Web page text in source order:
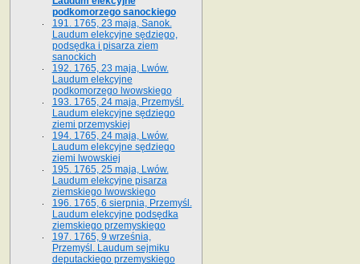
podkomorzego sanockiego
191. 1765, 23 maja, Sanok.
Laudum elekcyjne sędziego,
podsędka i pisarza ziem
sanockich
192. 1765, 23 maja, Lwów.
Laudum elekcyjne
podkomorzego lwowskiego
193. 1765, 24 maja, Przemyśl.
Laudum elekcyjne sędziego
ziemi przemyskiej
194. 1765, 24 maja, Lwów.
Laudum elekcyjne sędziego
ziemi lwowskiej
195. 1765, 25 maja, Lwów.
Laudum elekcyjne pisarza
ziemskiego lwowskiego
196. 1765, 6 sierpnia, Przemyśl.
Laudum elekcyjne podsędka
ziemskiego przemyskiego
197. 1765, 9 września,
Przemyśl. Laudum sejmiku
deputackiego przemyskiego